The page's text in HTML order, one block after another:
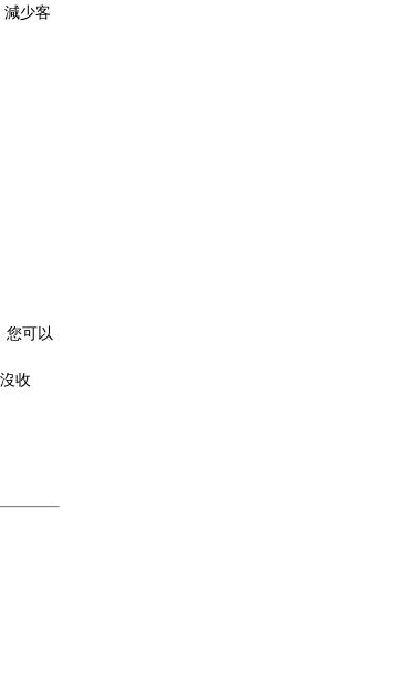
少客
您可以
收